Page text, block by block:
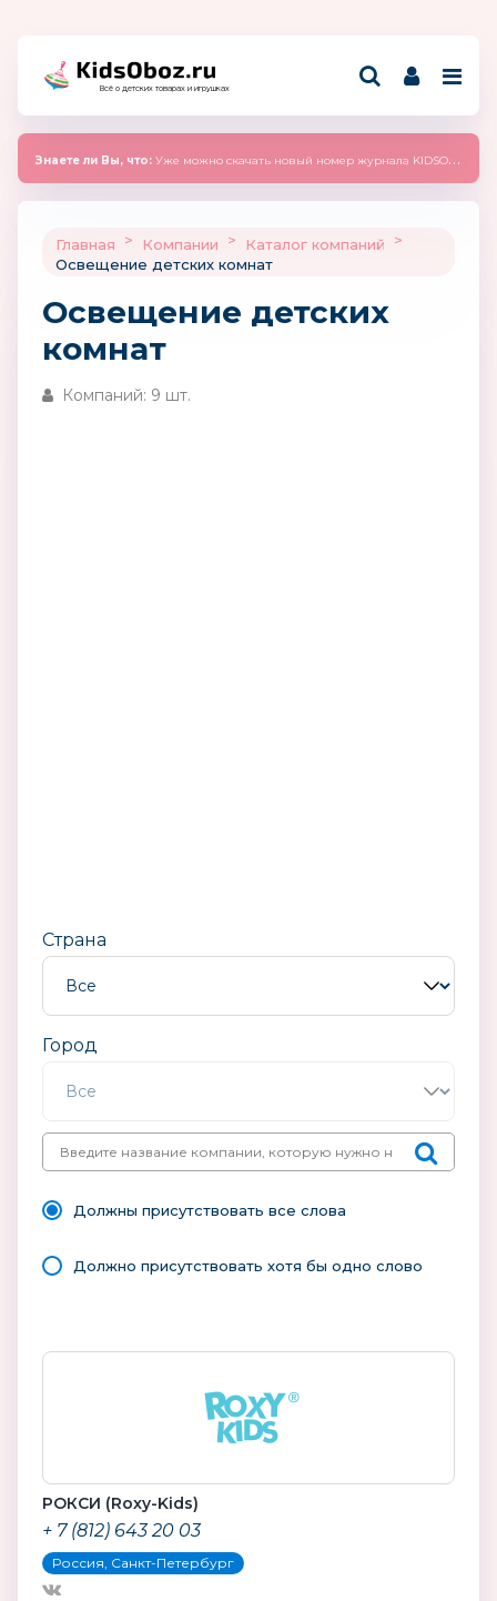
Всё о детских товарах и игрушках
Знаете ли Вы, что: Уже можно скачать новый номер журнала KIDSOBOZ 2025 (сентябрь)
Главная > Компании > Каталог компаний
>
Освещение детских комнат
Освещение детских
комнат
Компаний: 9 шт.
Страна
Город
Должны присутствовать все слова
Должно присутствовать хотя бы одно слово
РОКСИ (Roxy-Kids)
+ 7 (812) 643 20 03
Россия, Санкт-Петербург